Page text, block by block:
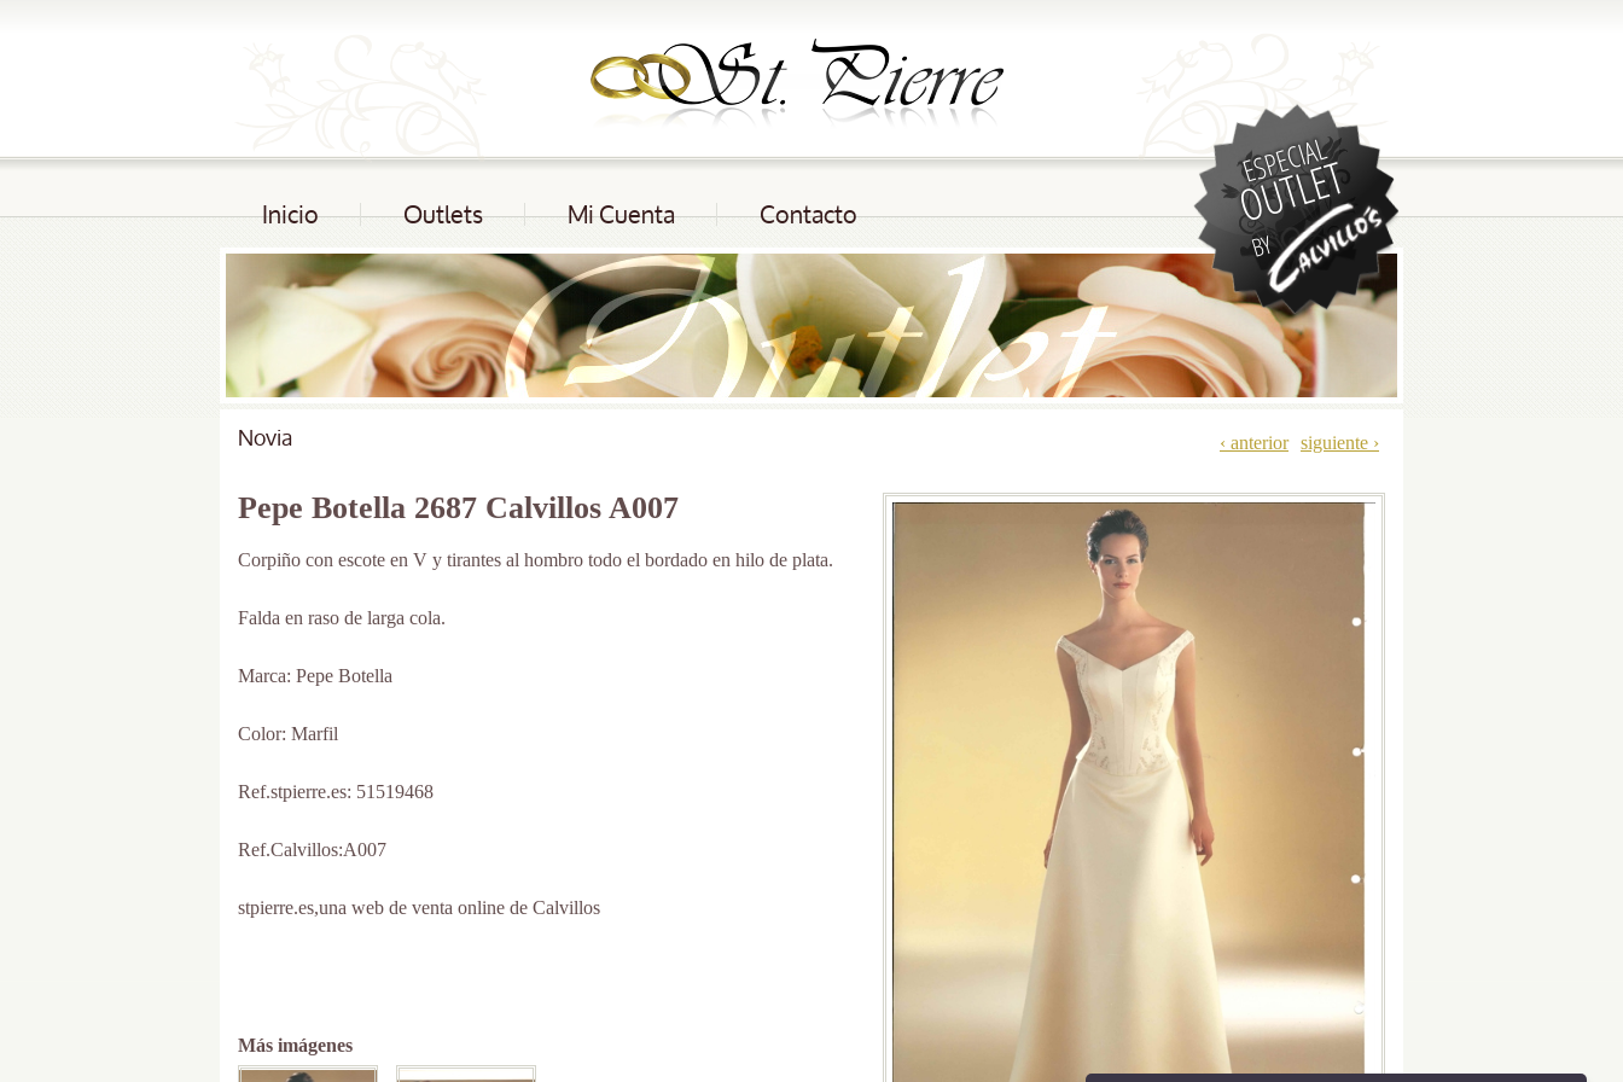
Inicio Outlets Mi Cuenta Contacto
‹ anterior siguiente ›
Novia
Pepe Botella 2687 Calvillos A007
Corpiño con escote en V y tirantes al hombro todo el bordado en hilo de plata.
Falda en raso de larga cola.
Marca: Pepe Botella
Color: Marfil
Ref.stpierre.es: 51519468
Ref.Calvillos:A007
stpierre.es,una web de venta online de Calvillos
Más imágenes